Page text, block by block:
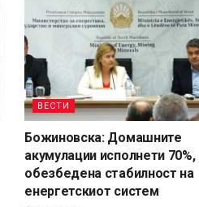
ВЕСТИ
Божиновска: Домашните
акумулации исполнети 70%,
обезбедена стабилност на
енергетскиот систем